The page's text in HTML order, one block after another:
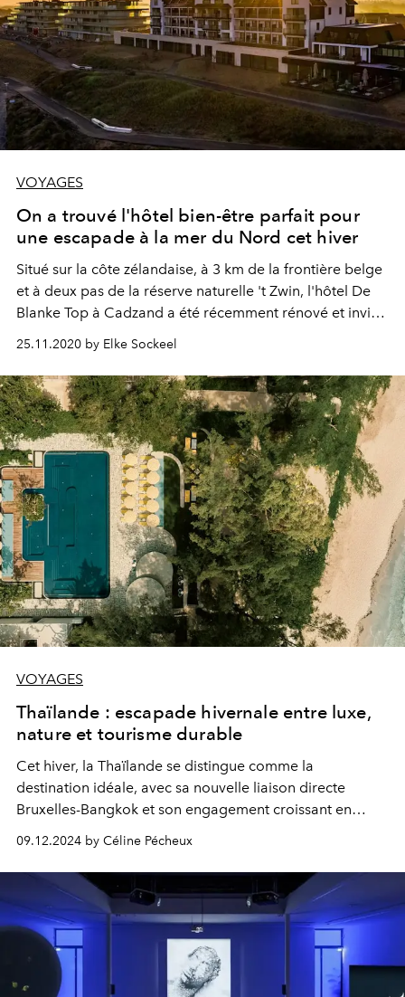
VOYAGES
On a trouvé l'hôtel bien-être parfait pour
une escapade à la mer du Nord cet hiver
Situé sur la côte zélandaise, à 3 km de la frontière belge
et à deux pas de la réserve naturelle 't Zwin, l'hôtel De
Blanke Top à Cadzand a été récemment rénové et invite
à une escapade de dernière minute le temps d'une belle
journée d'hiver.
25.11.2020 by Elke Sockeel
VOYAGES
Thaïlande : escapade hivernale entre luxe,
nature et tourisme durable
Cet hiver, la Thaïlande se distingue comme la
destination idéale, avec sa nouvelle liaison directe
Bruxelles-Bangkok et son engagement croissant en
faveur d’un tourisme durable. Alliant luxe et
écoresponsabilité, les hôtels les plus prestigieux du pays
offrent une évasion inoubliable, entre nature préservée,
bien-être et raffinement.
09.12.2024 by Céline Pécheux